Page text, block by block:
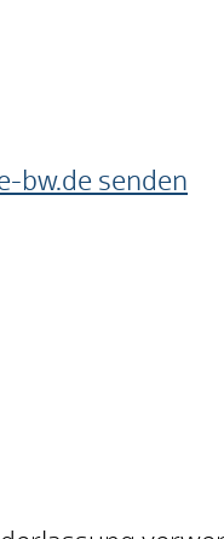
bw.de senden